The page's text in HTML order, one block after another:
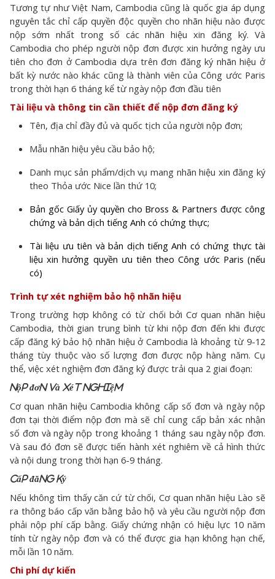
Tương tự như Việt Nam, Cambodia cũng là quốc gia áp dụng
nguyên tắc chỉ cấp quyền độc quyền cho nhãn hiệu nào được
nộp sớm nhất trong số các nhãn hiệu xin đăng ký. Và
Cambodia cho phép người nộp đơn được xin hưởng ngày ưu
tiên cho đơn ở Cambodia dựa trên đơn đăng ký nhãn hiệu ở
bất kỳ nước nào khác cũng là thành viên của Công ước Paris
trong thời hạn 6 tháng kể từ ngày nộp đơn đầu tiên
Tài liệu và thông tin cần thiết để nộp đơn đăng ký
Tên, địa chỉ đầy đủ và quốc tịch của người nộp đơn;
Mẫu nhãn hiệu yêu cầu bảo hộ;
Danh mục sản phẩm/dịch vụ mang nhãn hiệu xin đăng ký
theo Thỏa ước Nice lần thứ 10;
Bản gốc Giấy ủy quyền cho Bross & Partners được công
chứng và bản dịch tiếng Anh có chứng thực;
Tài liệu ưu tiên và bản dịch tiếng Anh có chứng thực tài
liệu xin hưởng quyền ưu tiên theo Công ước Paris (nếu
có)
Trình tự xét nghiệm bảo hộ nhãn hiệu
Trong trường hợp không có từ chối bởi Cơ quan nhãn hiệu
Cambodia, thời gian trung bình từ khi nộp đơn đến khi được
cấp đăng ký bảo hộ nhãn hiệu ở Cambodia là khoảng từ 9-12
tháng tùy thuộc vào số lượng đơn được nộp hàng năm. Cụ
thể, việc xét nghiệm đơn đăng ký được trải qua 2 giai đoạn:
Nộp đơn và xét nghiệm
Cơ quan nhãn hiệu Cambodia không cấp số đơn và ngày nộp
đơn tại thời điểm nộp đơn mà sẽ chỉ cung cấp bản xác nhận
số đơn và ngày nộp trong khoảng 1 tháng sau ngày nộp đơn.
Và sau đó đơn sẽ được tiến hành xét nghiêm về cả hình thức
và nội dung trong thời hạn 6-9 tháng.
Cấp đăng ký
Nếu không tìm thấy căn cứ từ chối, Cơ quan nhãn hiệu Lào sẽ
ra thông báo cấp văn bằng bảo hộ và yêu cầu người nộp đơn
phải nộp phí cấp bằng. Giấy chứng nhận có hiệu lực 10 năm
tính từ ngày nộp đơn và có thể được gia hạn không hạn chế,
mỗi lần 10 năm.
Chi phí dự kiến